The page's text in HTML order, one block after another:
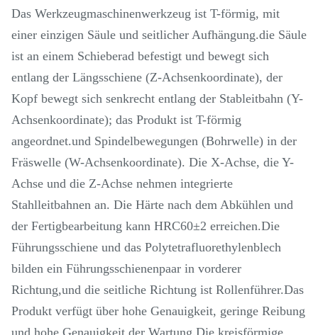
Das Werkzeugmaschinenwerkzeug ist T-förmig, mit
einer einzigen Säule und seitlicher Aufhängung.die Säule
ist an einem Schieberad befestigt und bewegt sich
entlang der Längsschiene (Z-Achsenkoordinate), der
Kopf bewegt sich senkrecht entlang der Stableitbahn (Y-
Achsenkoordinate); das Produkt ist T-förmig
angeordnet.und Spindelbewegungen (Bohrwelle) in der
Fräswelle (W-Achsenkoordinate). Die X-Achse, die Y-
Achse und die Z-Achse nehmen integrierte
Stahlleitbahnen an. Die Härte nach dem Abkühlen und
der Fertigbearbeitung kann HRC60±2 erreichen.Die
Führungsschiene und das Polytetrafluorethylenblech
bilden ein Führungsschienenpaar in vorderer
Richtung,und die seitliche Richtung ist Rollenführer.Das
Produkt verfügt über hohe Genauigkeit, geringe Reibung
und hohe Genauigkeit der Wartung.Die kreisförmige